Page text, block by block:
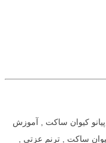
کیوان ساکت , آموزش
ساکت , ترنم عزتی ,